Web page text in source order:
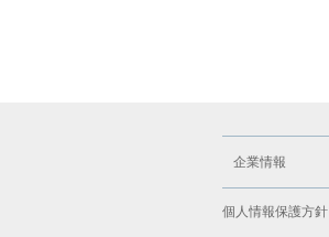
企業情報
個人情報保護方針